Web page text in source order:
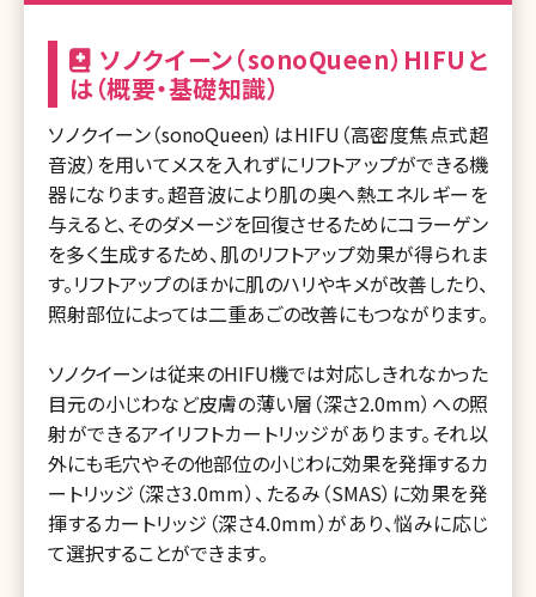
ソノクイーン（sonoQueen）HIFUと
は（概要・基礎知識）
ソノクイーン（sonoQueen）はHIFU（高密度焦点式超
音波）を用いてメスを入れずにリフトアップができる機
器になります。超音波により肌の奥へ熱エネルギーを
与えると、そのダメージを回復させるためにコラーゲン
を多く生成するため、肌のリフトアップ効果が得られま
す。リフトアップのほかに肌のハリやキメが改善したり、
照射部位によっては二重あごの改善にもつながります。
ソノクイーンは従来のHIFU機では対応しきれなかった
目元の小じわなど皮膚の薄い層（深さ2.0mm）への照
射ができるアイリフトカートリッジがあります。それ以
外にも毛穴やその他部位の小じわに効果を発揮するカ
ートリッジ（深さ3.0mm）、たるみ（SMAS）に効果を発
揮するカートリッジ（深さ4.0mm）があり、悩みに応じ
て選択することができます。